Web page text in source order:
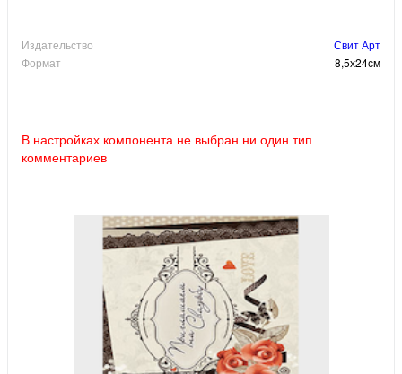
Издательство
Свит Арт
Формат
8,5х24см
В настройках компонента не выбран ни один тип
комментариев